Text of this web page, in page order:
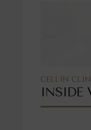
CELLIN
INSIDE